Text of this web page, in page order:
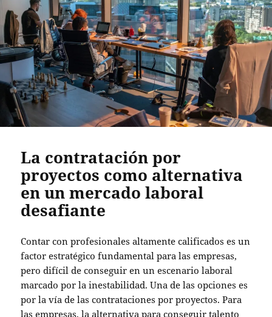
La contratación por
proyectos como alternativa
en un mercado laboral
desafiante
Contar con profesionales altamente calificados es un
factor estratégico fundamental para las empresas,
pero difícil de conseguir en un escenario laboral
marcado por la inestabilidad. Una de las opciones es
por la vía de las contrataciones por proyectos. Para
las empresas, la alternativa para conseguir talento